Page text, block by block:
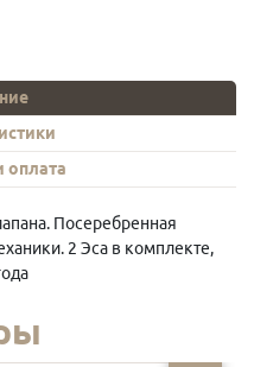
оплата
Посеребренная
2 Эса в комплекте,